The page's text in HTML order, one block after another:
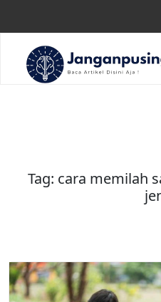
content
Tag: cara memilah